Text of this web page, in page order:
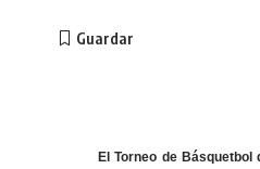
El Torneo de